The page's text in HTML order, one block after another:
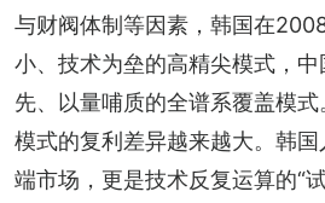
与财阀体制等因素，韩国在
小、技术为垒的高精尖模式，
先、以量哺质的全谱系覆盖模
模式的复利差异越来越大。韩
端市场，更是技术反复运算的“